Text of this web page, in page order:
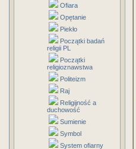
Ofiara
Opętanie
Piekło
Początki badań
religii PL
Początki
religioznawstwa
Politeizm
Raj
Religijność a
duchowość
Sumienie
Symbol
System ofiarny